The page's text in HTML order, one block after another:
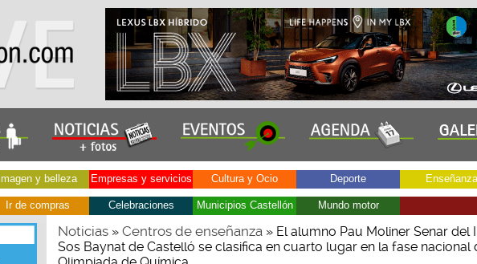
Imagen y belleza Empresas y servicios Cultura y Ocio Deporte Enseñanza
Ir de compras Celebraciones Municipios Castellón Mundo motor
Noticias» Centros de enseñanza» El alumno Pau Moliner Senar del
Sos Baynat de Castelló se clasifica en cuarto lugar en la fase nacional